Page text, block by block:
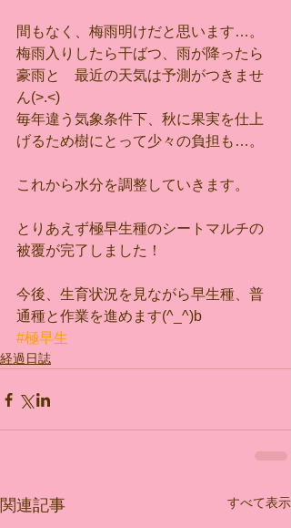
間もなく、梅雨明けだと思います…。
梅雨入りしたら干ばつ、雨が降ったら
豪雨と　最近の天気は予測がつきませ
ん(>.<)
毎年違う気象条件下、秋に果実を仕上
げるため樹にとって少々の負担も…。
これから水分を調整していきます。
とりあえず極早生種のシートマルチの
被覆が完了しました！
今後、生育状況を見ながら早生種、普
通種と作業を進めます(^_^)b
#極早生
経過日誌
関連記事 すべて表示